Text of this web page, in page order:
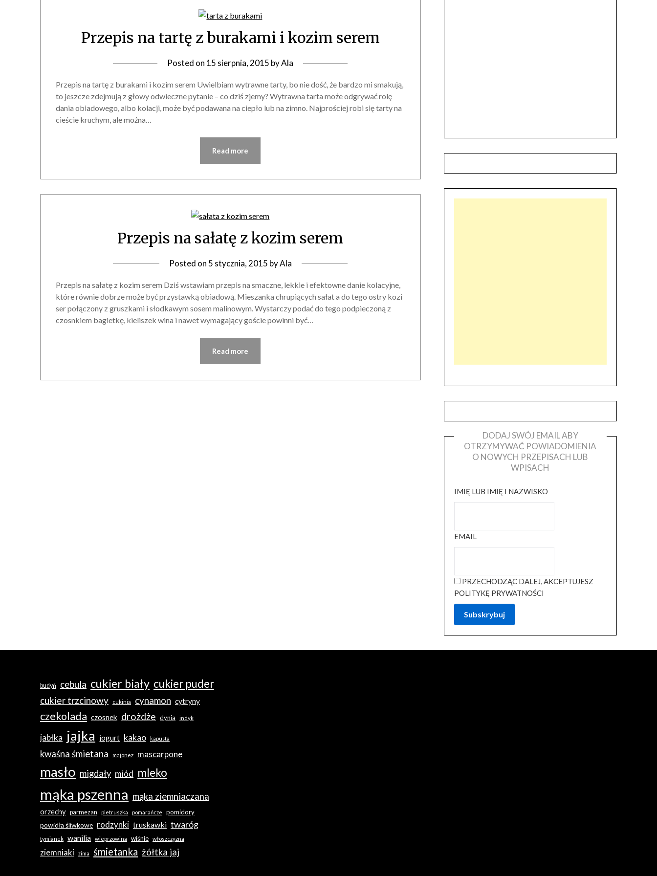
Przepis na tartę z burakami i kozim serem
Posted on 15 sierpnia, 2015 byAla
Przepis na tartę z burakami i kozim serem Uwielbiam wytrawne tarty, bo nie dość, że bardzo mi smakują,
to jeszcze zdejmują z głowy odwieczne pytanie – co dziś zjemy? Wytrawna tarta może odgrywać rolę
dania obiadowego, albo kolacji, może być podawana na ciepło lub na zimno. Najprościej robi się tarty na
cieście kruchym, ale można…
Read more
Przepis na sałatę z kozim serem
Posted on 5 stycznia, 2015 byAla
Przepis na sałatę z kozim serem Dziś wstawiam przepis na smaczne, lekkie i efektowne danie kolacyjne,
które równie dobrze może być przystawką obiadową. Mieszanka chrupiących sałat a do tego ostry kozi
ser połączony z gruszkami i słodkawym sosem malinowym. Wystarczy podać do tego podpieczoną z
czosnkiem bagietkę, kieliszek wina i nawet wymagający goście powinni być…
Read more
DODAJ SWÓJ EMAIL ABY
OTRZYMYWAĆ POWIADOMIENIA
O NOWYCH PRZEPISACH LUB
WPISACH
IMIĘ LUB IMIĘ I NAZWISKO
EMAIL
PRZECHODZĄC DALEJ, AKCEPTUJESZ
POLITYKĘ PRYWATNOŚCI
budyń cebula cukier biały cukier puder
cukier trzcinowy cukinia cynamon cytryny
czekolada czosnek drożdże dynia indyk
jabłka jajka jogurt kakao kapusta
kwaśna śmietana majonez mascarpone
masło migdały miód mleko
mąka pszenna mąka ziemniaczana
orzechy parmezan pietruszka pomarańcze pomidory
powidła śliwkowe rodzynki truskawki twaróg
tymianek wanilia wieprzowina wiśnie włoszczyzna
ziemniaki zima śmietanka żółtka jaj